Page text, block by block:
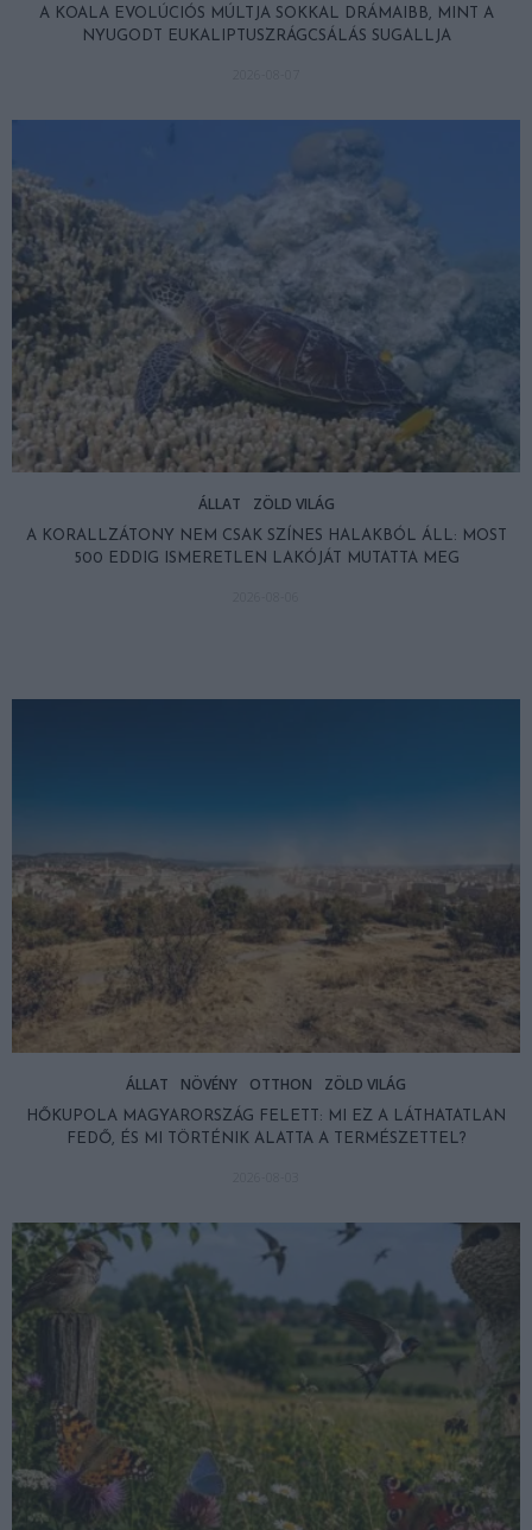
A KOALA EVOLÚCIÓS MÚLTJA SOKKAL DRÁMAIBB, MINT A
NYUGODT EUKALIPTUSZRÁGCSÁLÁS SUGALLJA
ÁLLAT ZÖLD VILÁG
A KORALLZÁTONY NEM CSAK SZÍNES HALAKBÓL ÁLL: MOST
500 EDDIG ISMERETLEN LAKÓJÁT MUTATTA MEG
ÁLLAT NÖVÉNY OTTHON ZÖLD VILÁG
HŐKUPOLA MAGYARORSZÁG FELETT: MI EZ A LÁTHATATLAN
FEDŐ, ÉS MI TÖRTÉNIK ALATTA A TERMÉSZETTEL?